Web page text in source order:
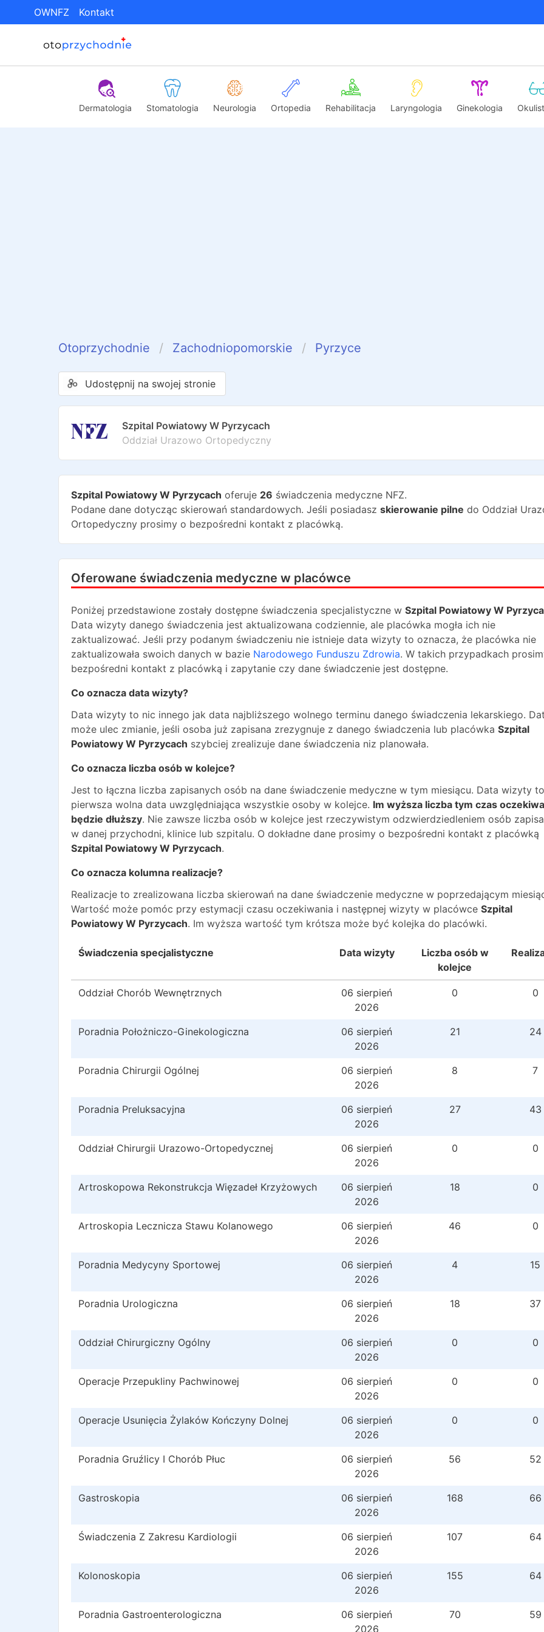
OWNFZ Kontakt
Dermatologia Stomatologia Neurologia Ortopedia Rehabilitacja Laryngologia Ginekologia
Otoprzychodnie Zachodniopomorskie Pyrzyce
Udostępnij na swojej stronie
Szpital Powiatowy W Pyrzycach
Oddział Urazowo Ortopedyczny
Szpital Powiatowy W Pyrzycach oferuje 26 świadczenia medyczne NFZ.
Podane dane dotycząc skierowań standardowych. Jeśli posiadasz skierowanie pilne do Oddział
Ortopedyczny prosimy o bezpośredni kontakt z placówką.
Oferowane świadczenia medyczne w placówce
Poniżej przedstawione zostały dostępne świadczenia specjalistyczne w Szpital Powiatowy W
Data wizyty danego świadczenia jest aktualizowana codziennie, ale placówka mogła ich nie
zaktualizować. Jeśli przy podanym świadczeniu nie istnieje data wizyty to oznacza, że placówka nie
zaktualizowała swoich danych w bazie Narodowego Funduszu Zdrowia. W takich przypadkach
bezpośredni kontakt z placówką i zapytanie czy dane świadczenie jest dostępne.
Co oznacza data wizyty?
Data wizyty to nic innego jak data najbliższego wolnego terminu danego świadczenia lekarskiego.
może ulec zmianie, jeśli osoba już zapisana zrezygnuje z danego świadczenia lub placówka Szpital
Powiatowy W Pyrzycach szybciej zrealizuje dane świadczenia niz planowała.
Co oznacza liczba osób w kolejce?
Jest to łączna liczba zapisanych osób na dane świadczenie medyczne w tym miesiącu. Data wizyty to
pierwsza wolna data uwzględniająca wszystkie osoby w kolejce. Im wyższa liczba tym czas
będzie dłuższy. Nie zawsze liczba osób w kolejce jest rzeczywistym odzwierdziedleniem osób
w danej przychodni, klinice lub szpitalu. O dokładne dane prosimy o bezpośredni kontakt z placówką
Szpital Powiatowy W Pyrzycach.
Co oznacza kolumna realizacje?
Realizacje to zrealizowana liczba skierowań na dane świadczenie medyczne w poprzedającym
Wartość może pomóc przy estymacji czasu oczekiwania i następnej wizyty w placówce Szpital
Powiatowy W Pyrzycach. Im wyższa wartość tym krótsza może być kolejka do placówki.
Świadczenia specjalistyczne Data wizyty
Liczba osób w
kolejce
Oddział Chorób Wewnętrznych
06 sierpień
2026
0 0
Poradnia Położniczo-Ginekologiczna
06 sierpień
2026
21 24
Poradnia Chirurgii Ogólnej
06 sierpień
2026
8 7
Poradnia Preluksacyjna
06 sierpień
2026
27 43
Oddział Chirurgii Urazowo-Ortopedycznej
06 sierpień
2026
0 0
Artroskopowa Rekonstrukcja Więzadeł Krzyżowych
06 sierpień
2026
18 0
Artroskopia Lecznicza Stawu Kolanowego
06 sierpień
2026
46 0
Poradnia Medycyny Sportowej
06 sierpień
2026
4 15
Poradnia Urologiczna
06 sierpień
2026
18 37
Oddział Chirurgiczny Ogólny
06 sierpień
2026
0 0
Operacje Przepukliny Pachwinowej
06 sierpień
2026
0 0
Operacje Usunięcia Żylaków Kończyny Dolnej
06 sierpień
2026
0 0
Poradnia Gruźlicy I Chorób Płuc
06 sierpień
2026
56 52
Gastroskopia
06 sierpień
2026
168 66
Świadczenia Z Zakresu Kardiologii
06 sierpień
2026
107 64
Kolonoskopia
06 sierpień
2026
155 64
Poradnia Gastroenterologiczna
06 sierpień
2026
70 59